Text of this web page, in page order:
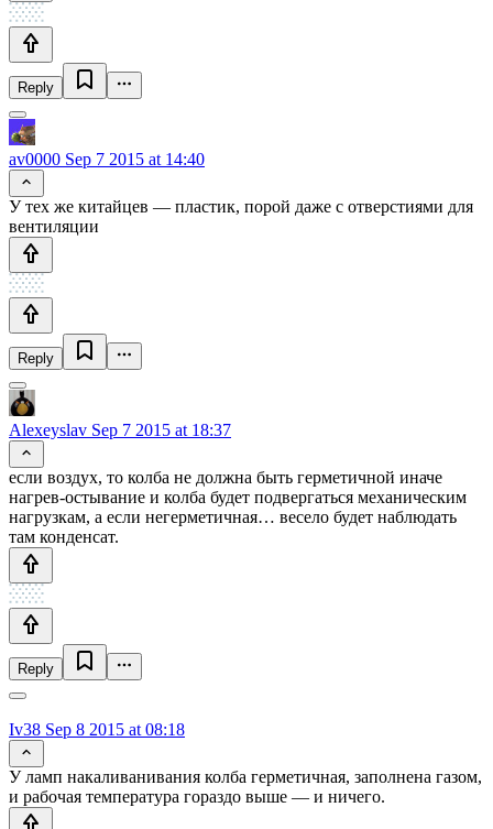
Reply
av0000 Sep 7 2015 at 14:40
У тех же китайцев — пластик, порой даже с отверстиями для
вентиляции
Reply
Alexeyslav Sep 7 2015 at 18:37
если воздух, то колба не должна быть герметичной иначе
нагрев-остывание и колба будет подвергаться механическим
нагрузкам, а если негерметичная… весело будет наблюдать
там конденсат.
Reply
Iv38 Sep 8 2015 at 08:18
У ламп накаливанивания колба герметичная, заполнена газом,
и рабочая температура гораздо выше — и ничего.